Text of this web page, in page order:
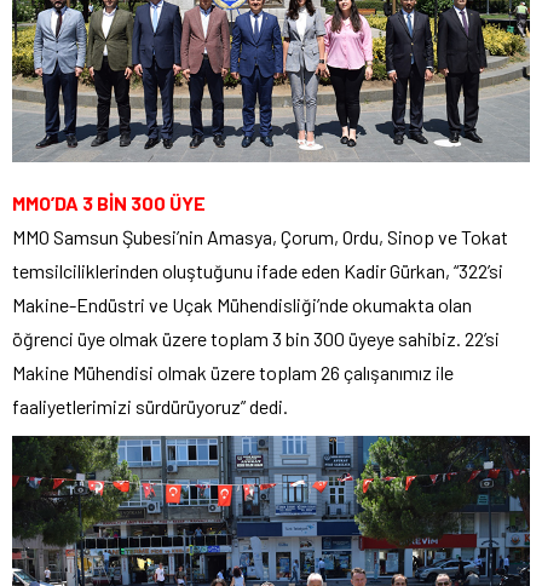
MMO’DA 3 BİN 300 ÜYE
MMO Samsun Şubesi’nin Amasya, Çorum, Ordu, Sinop ve Tokat
temsilciliklerinden oluştuğunu ifade eden Kadir Gürkan, “322’si
Makine-Endüstri ve Uçak Mühendisliği’nde okumakta olan
öğrenci üye olmak üzere toplam 3 bin 300 üyeye sahibiz. 22’si
Makine Mühendisi olmak üzere toplam 26 çalışanımız ile
faaliyetlerimizi sürdürüyoruz” dedi.